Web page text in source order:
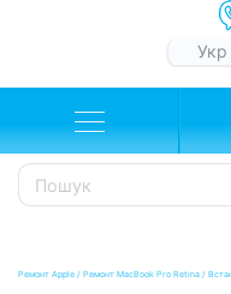
Укр
Ремонт Apple / Ремонт MacBook Pro Retina /